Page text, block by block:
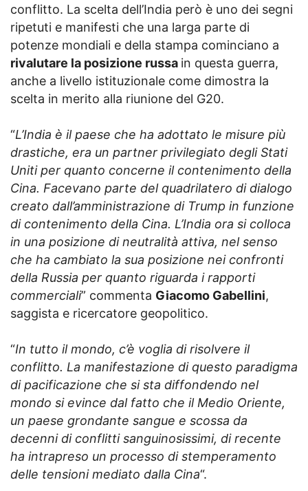
conflitto. La scelta dell’India però è uno dei segni
ripetuti e manifesti che una larga parte di
potenze mondiali e della stampa cominciano a
rivalutare la posizione russa in questa guerra,
anche a livello istituzionale come dimostra la
scelta in merito alla riunione del G20.
“L’India è il paese che ha adottato le misure più
drastiche, era un partner privilegiato degli Stati
Uniti per quanto concerne il contenimento della
Cina. Facevano parte del quadrilatero di dialogo
creato dall’amministrazione di Trump in funzione
di contenimento della Cina. L’India ora si colloca
in una posizione di neutralità attiva, nel senso
che ha cambiato la sua posizione nei confronti
della Russia per quanto riguarda i rapporti
commerciali” commenta Giacomo Gabellini,
saggista e ricercatore geopolitico.
“In tutto il mondo, c’è voglia di risolvere il
conflitto. La manifestazione di questo paradigma
di pacificazione che si sta diffondendo nel
mondo si evince dal fatto che il Medio Oriente,
un paese grondante sangue e scossa da
decenni di conflitti sanguinosissimi, di recente
ha intrapreso un processo di stemperamento
delle tensioni mediato dalla Cina“.